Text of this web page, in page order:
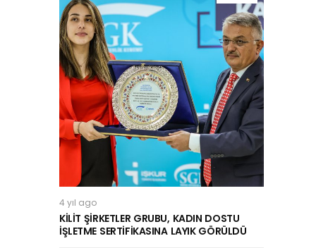
4 yıl ago
KİLİT ŞİRKETLER GRUBU, KADIN DOSTU
İŞLETME SERTİFİKASINA LAYIK GÖRÜLDÜ